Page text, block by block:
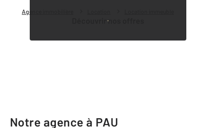
Agence immobilière
Découvrir nos offres
Notre agence à PAU